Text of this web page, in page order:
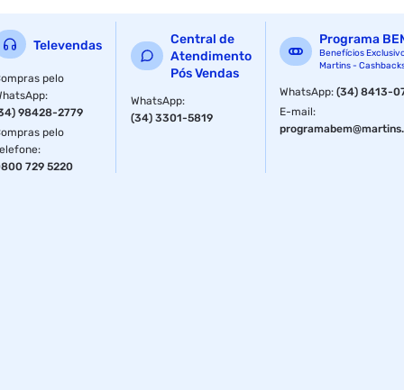
Televendas
pelo
:
98428-2779
pelo
:
729 5220
Central de
Atendimento
Pós Vendas
WhatsApp:
(34) 3301-5819
Programa
Benefícios
Martins -
WhatsApp:(34) 8413-
E-mail: